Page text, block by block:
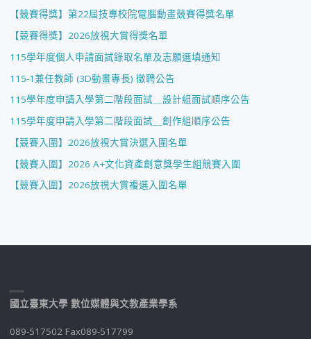
【競賽得獎】第22屆技專校院電腦動畫競賽得獎名單
【競賽得獎】2026放視大賞得獎名單
115學年度個人申請面試錄取名單及志願選填通知
115-1兼任教師 (3D動畫專長) 徵聘公告
115學年度申請入學第二階段面試＿設計組面試順序公告
115學年度申請入學第二階段面試＿創作組順序公告
【競賽入圍】2026放視大賞決選入圍名單
【競賽入圍】2026 A+文化資產創意獎學生組競賽入圍
【競賽入圍】2026放視大賞複選入圍名單
國立臺東大學 數位媒體與文教產業學系
089-517502 Fax089-517799